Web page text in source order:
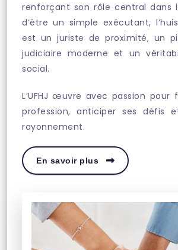
renforçant son rôle central dans
d’être un simple exécutant,
est un juriste de proximité, un
judiciaire moderne et un
social.
L’UFHJ œuvre avec passion pour
profession, anticiper ses défis
rayonnement.
En savoir plus